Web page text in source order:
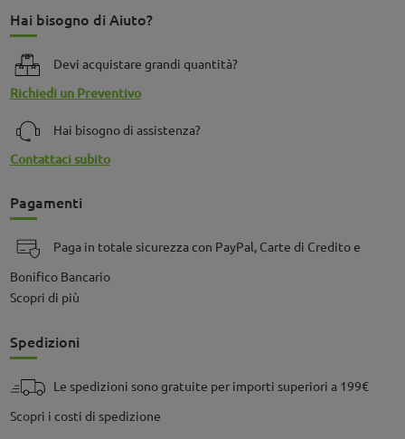
Hai bisogno di Aiuto?
Devi acquistare grandi quantità?
Richiedi un Preventivo
Hai bisogno di assistenza?
Contattaci subito
Pagamenti
Paga in totale sicurezza con PayPal, Carte di Credito e
Bonifico Bancario
Scopri di più
Spedizioni
Le spedizioni sono gratuite per importi superiori a 199€
Scopri i costi di spedizione